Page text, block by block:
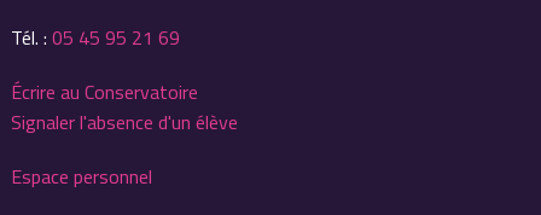
Tél. : 05 45 95 21 69
Écrire au Conservatoire
Signaler l'absence d'un élève
Espace personnel